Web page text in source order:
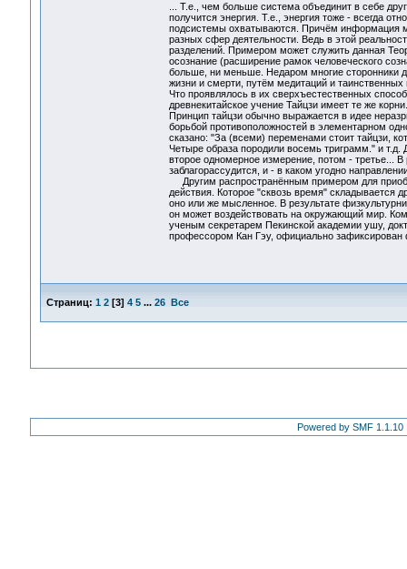
... Т.е., чем больше система объединит в себе
получится энергия. Т.е., энергия тоже - всегда
подсистемы охватываются. Причём информация
разных сфер деятельности. Ведь в этой
разделений. Примером может служить данная
осознание (расширение рамок человеческого
больше, ни меньше. Недаром многие сторонники
жизни и смерти, путём медитаций и
Что проявлялось в их сверхъестественных
древнекитайское учение Тайцзи имеет те же
Принцип тайцзи обычно выражается в идее
борьбой противоположностей в элементарном
сказано: "За (всеми) переменами стоит тайцзи,
Четыре образа породили восемь триграмм." и
второе одномерное измерение, потом - третье...
заблагорассудится, и - в каком угодно
Другим распространённым примером для
действия. Которое "сквозь время" складывается
оно или же мысленное. В результате
он может воздействовать на окружающий мир.
ученым секретарем Пекинской академии ушу,
профессором Кан Гэу, официально зафиксирован
Страниц: 1 2[3] 4 5 ... 26 Все
Powered by SMF 1.1.10